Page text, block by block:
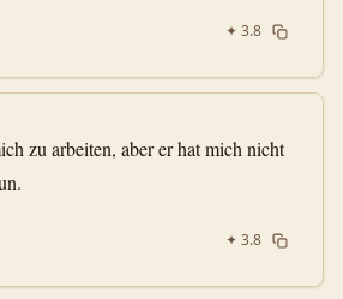
✦ 3.8
zu arbeiten, aber er hat mich nicht
✦ 3.8